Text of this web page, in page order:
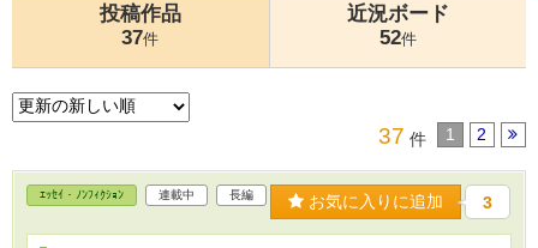
投稿作品
37件
近況ボード
52件
37 件 1 2
ｴｯｾｲ・ﾉﾝﾌｨｸｼｮﾝ 連載中 長編 お気に入りに追加 3